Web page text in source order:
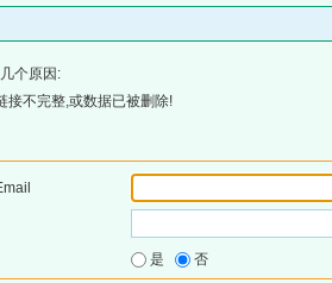
个原因:
接不完整,或数据已被删除!
是 否